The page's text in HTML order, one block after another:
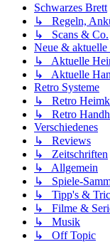
Schwarzes Brett
↳ Regeln,
↳ Scans & Co.
Neue & aktuelle
↳ Aktuelle
↳ Aktuelle
Retro Systeme
↳ Retro
↳ Retro
Verschiedenes
↳ Reviews
↳ Zeitschriften
↳ Allgemein
↳ Spiele-
↳ Tipp's &
↳ Filme &
↳ Musik
↳ Off Topic